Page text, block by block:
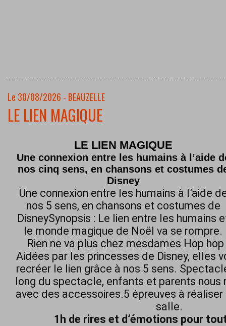
Le 30/08/2026 - BEAUZELLE
LE LIEN MAGIQUE
LE LIEN MAGIQUE
Une connexion entre les humains à l’aide
nos cinq sens, en chansons et costumes
Disney
Une connexion entre les humains à l’aide
nos 5 sens, en chansons et costumes de
DisneySynopsis : Le lien entre les humains
le monde magique de Noël va se rompre.
Rien ne va plus chez mesdames Hop
Aidées par les princesses de Disney, elles
recréer le lien grâce à nos 5 sens.
long du spectacle, enfants et parents nous
avec des accessoires.5 épreuves à
salle.
1h de rires et d’émotions pour